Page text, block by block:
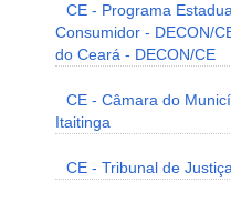
CE - Programa
Consumidor - DECON/
do Ceará - DECON/CE
CE - Câmara do
Itaitinga
CE - Tribunal de